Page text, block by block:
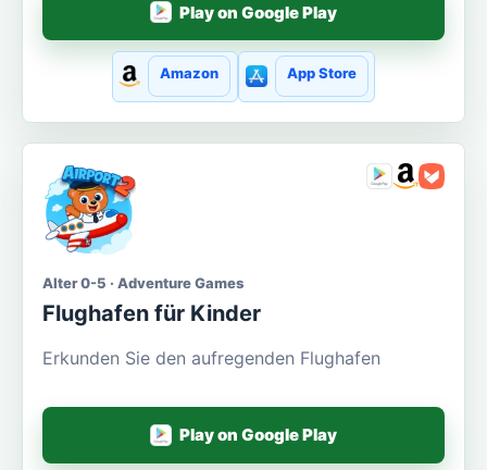
Play on Google Play
Amazon App Store
Alter 0-5 · Adventure Games
Flughafen für Kinder
Erkunden Sie den aufregenden Flughafen
Play on Google Play